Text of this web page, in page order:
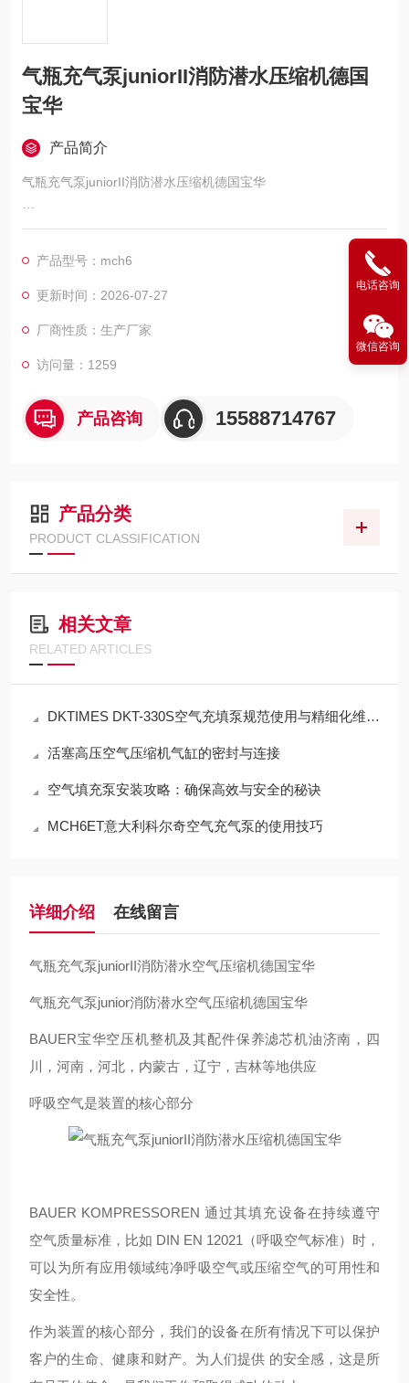
气瓶充气泵juniorII消防潜水压缩机德国
宝华
产品简介
气瓶充气泵juniorII消防潜水压缩机德国宝华
BAUER宝华空压机整机及其配件保养滤芯机油济南，四川，河
呼吸空气是装置的核心部分
产品型号：mch6
更新时间：2026-07-27
厂商性质：生产厂家
访问量：1259
产品咨询 15588714767
产品分类
PRODUCT CLASSIFICATION
相关文章
RELATED ARTICLES
DKTIMES DKT-330S空气充填泵规范使用与精细化维保技术指南
活塞高压空气压缩机气缸的密封与连接
空气填充泵安装攻略：确保高效与安全的秘诀
MCH6ET意大利科尔奇空气充气泵的使用技巧
详细介绍 在线留言
气瓶充气泵juniorII消防潜水空气压缩机德国宝华
气瓶充气泵junior消防潜水空气压缩机德国宝华
BAUER宝华空压机整机及其配件保养滤芯机油济南，四
川，河南，河北，内蒙古，辽宁，吉林等地供应
呼吸空气是装置的核心部分
BAUER KOMPRESSOREN 通过其填充设备在持续遵守
空气质量标准，比如 DIN EN 12021（呼吸空气标准）时，
可以为所有应用领域纯净呼吸空气或压缩空气的可用性和
安全性。
作为装置的核心部分，我们的设备在所有情况下可以保护
客户的生命、健康和财产。为人们提供 的安全感，这是所
电话咨询
微信咨询